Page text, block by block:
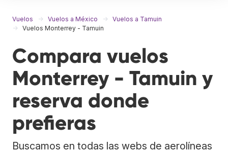
Vuelos Vuelos a México
Vuelos a Tamuin
Vuelos Monterrey - Tamuin
Compara vuelos
Monterrey - Tamuin y
reserva donde
prefieras
Buscamos en todas las webs de aerolíneas